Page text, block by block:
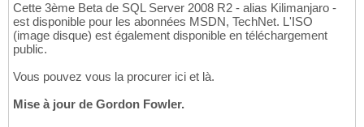
Cette 3ème Beta de SQL Server 2008 R2 - alias Kilimanjaro -
est disponible pour les abonnées MSDN, TechNet. L'ISO
(image disque) est également disponible en téléchargement
public.
Vous pouvez vous la procurer ici et là.
Mise à jour de Gordon Fowler.